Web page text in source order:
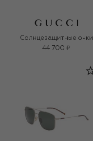
Солнцезащитные очки
44 700 ₽